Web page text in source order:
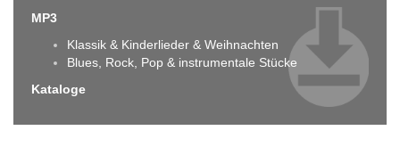
MP3
Klassik & Kinderlieder & Weihnachten
Blues, Rock, Pop & instrumentale Stücke
Kataloge